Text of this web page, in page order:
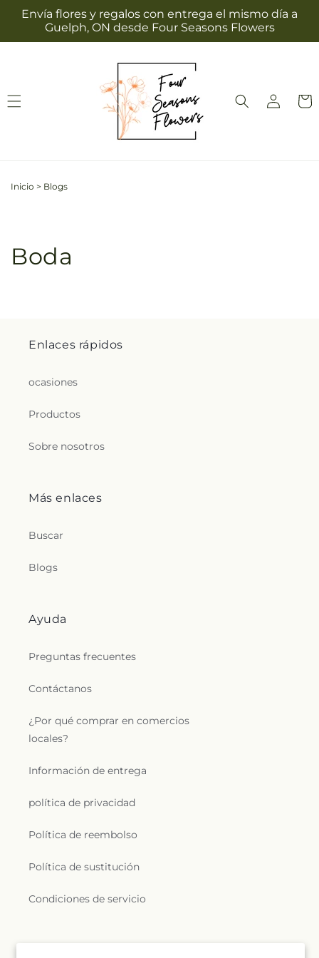
directamente
al contenido
Envía flores y regalos con entrega el mismo día a
Guelph, ON desde Four Seasons Flowers
Iniciar
sesión
Inicio > Blogs
Boda
Enlaces rápidos
ocasiones
Productos
Sobre nosotros
Más enlaces
Buscar
Blogs
Ayuda
Preguntas frecuentes
Contáctanos
¿Por qué comprar en comercios
locales?
Información de entrega
política de privacidad
Política de reembolso
Política de sustitución
Condiciones de servicio